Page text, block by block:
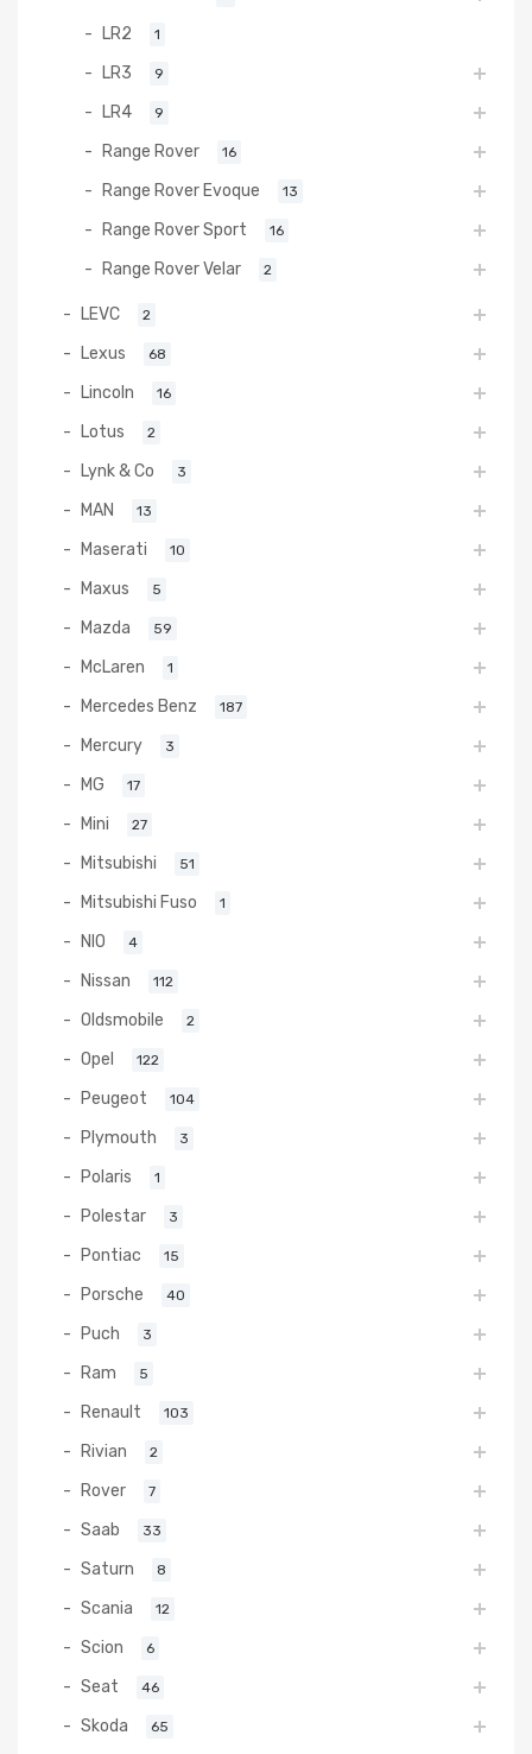
LR2 1
LR3 9
LR4 9
Range Rover 16
Range Rover Evoque 13
Range Rover Sport 16
Range Rover Velar 2
LEVC 2
Lexus 68
Lincoln 16
Lotus 2
Lynk & Co 3
MAN 13
Maserati 10
Maxus 5
Mazda 59
McLaren 1
Mercedes Benz 187
Mercury 3
MG 17
Mini 27
Mitsubishi 51
Mitsubishi Fuso 1
NIO 4
Nissan 112
Oldsmobile 2
Opel 122
Peugeot 104
Plymouth 3
Polaris 1
Polestar 3
Pontiac 15
Porsche 40
Puch 3
Ram 5
Renault 103
Rivian 2
Rover 7
Saab 33
Saturn 8
Scania 12
Scion 6
Seat 46
Skoda 65